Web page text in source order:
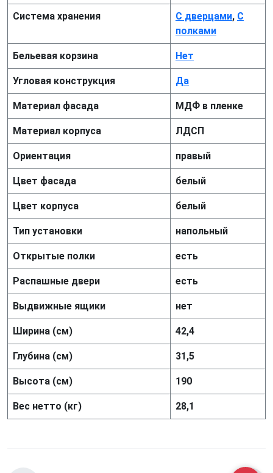
Система хранения С дверцами, С
полками
Бельевая корзина Нет
Угловая конструкция Да
Материал фасада МДФ в пленке
Материал корпуса ЛДСП
Ориентация правый
Цвет фасада белый
Цвет корпуса белый
Тип установки напольный
Открытые полки есть
Распашные двери есть
Выдвижные ящики нет
Ширина (см) 42,4
Глубина (см) 31,5
Высота (см) 190
Вес нетто (кг) 28,1